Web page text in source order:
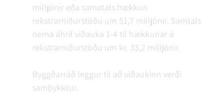
milljónir eða samatals hækkun
rekstrarniðurstöðu um 51,7 milljónir. Samtals
nema áhrif viðauka 1-4 til hækkunar á
rekstrarniðurstöðu um kr. 33,2 milljónir.
Byggðarráð leggur til að viðaukinn verði
samþykktur.